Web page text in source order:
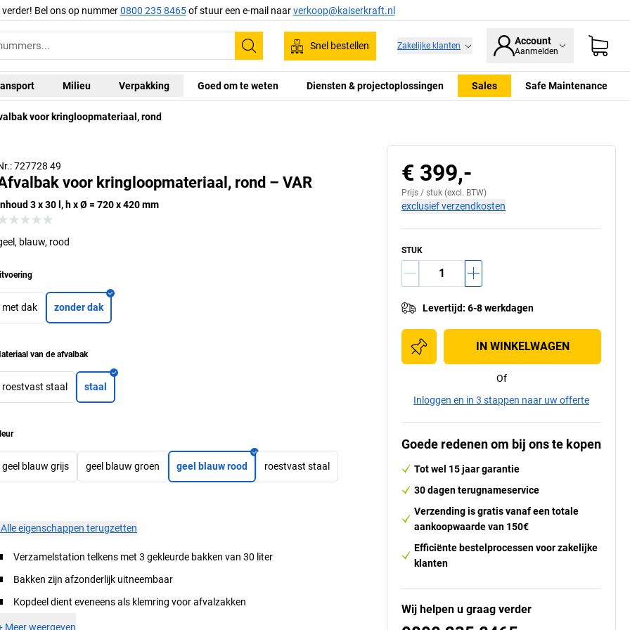
Bel ons op nummer0800 235 8465of stuur een e-mail naarverkoop@kaiserkraft.nl
Zoeken
Snel bestellen Zakelijke klanten Account
Aanmelden
Milieu Verpakking Goed om te weten Diensten & projectoplossingen Sales Safe Maintenance
voor kringloopmateriaal, rond
727728 49
voor kringloopmateriaal, rond – VAR
3 x 30 l, h x Ø = 720 x 420 mm
blauw, rood
met dak zonder dak
van de afvalbak
roestvast staal staal
geel blauw grijs geel blauw groen geel blauw rood roestvast staal
Alle eigenschappen terugzetten
Verzamelstation telkens met 3 gekleurde bakken van 30 liter
Bakken zijn afzonderlijk uitneembaar
Kopdeel dient eveneens als klemring voor afvalzakken
Meer weergeven
€ 399,-
Prijs / stuk (excl. BTW)
exclusief verzendkosten
STUK
Levertijd: 6-8 werkdagen
IN WINKELWAGEN
Of
Inloggen en in 3 stappen naar uw offerte
Goede redenen om bij ons te kopen
Tot wel 15 jaar garantie
30 dagen terugnameservice
Verzending is gratis vanaf een totale
aankoopwaarde van 150€
Efficiënte bestelprocessen voor zakelijke
klanten
Wij helpen u graag verder